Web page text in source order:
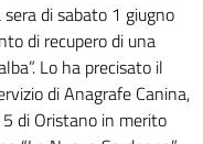
di sabato 1 giugno
di recupero di una
Lo ha precisato il
di Anagrafe Canina,
di Oristano in merito